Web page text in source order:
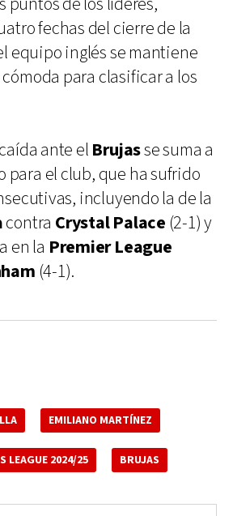
fechas del cierre de la
equipo inglés se mantiene
para clasificar a los
ante el Brujasse suma a
para el club, que ha sufrido
incluyendo la de la
contra Crystal Palace (2-1) y
en la Premier League
(4-1).
EMILIANO MARTÍNEZ
LEAGUE 2024/25 BRUJAS